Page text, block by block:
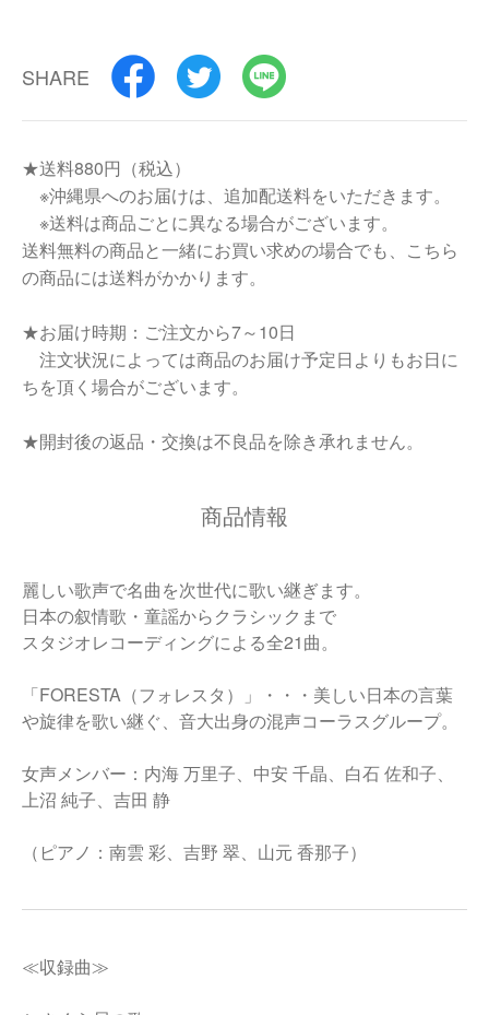
SHARE
★送料880円（税込）
※沖縄県へのお届けは、追加配送料をいただきます。
※送料は商品ごとに異なる場合がございます。
送料無料の商品と一緒にお買い求めの場合でも、こちら
の商品には送料がかかります。
★お届け時期：ご注文から7～10日
注文状況によっては商品のお届け予定日よりもお日に
ちを頂く場合がございます。
★開封後の返品・交換は不良品を除き承れません。
商品情報
麗しい歌声で名曲を次世代に歌い継ぎます。
日本の叙情歌・童謡からクラシックまで
スタジオレコーディングによる全21曲。
「FORESTA（フォレスタ）」・・・美しい日本の言葉
や旋律を歌い継ぐ、音大出身の混声コーラスグループ。
女声メンバー：内海 万里子、中安 千晶、白石 佐和子、
上沼 純子、吉田 静
（ピアノ：南雲 彩、吉野 翠、山元 香那子）
≪収録曲≫